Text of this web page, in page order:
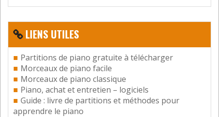
LIENS UTILES
Partitions de piano gratuite à télécharger
Morceaux de piano facile
Morceaux de piano classique
Piano, achat et entretien – logiciels
Guide : livre de partitions et méthodes pour
apprendre le piano